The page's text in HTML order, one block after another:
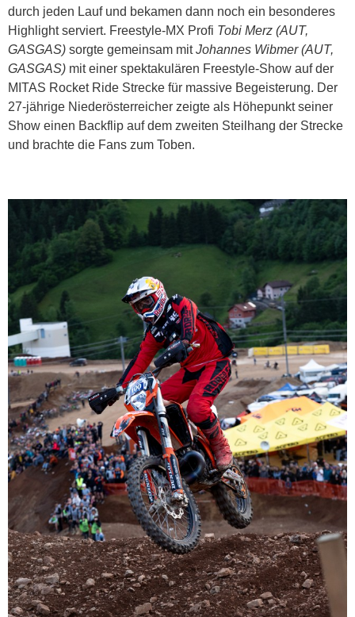
durch jeden Lauf und bekamen dann noch ein besonderes
Highlight serviert. Freestyle-MX Profi Tobi Merz (AUT,
GASGAS) sorgte gemeinsam mitJohannes Wibmer (AUT,
GASGAS) mit einer spektakulären Freestyle-Show auf der
MITAS Rocket Ride Strecke für massive Begeisterung. Der
27-jährige Niederösterreicher zeigte als Höhepunkt seiner
Show einen Backflip auf dem zweiten Steilhang der Strecke
und brachte die Fans zum Toben.